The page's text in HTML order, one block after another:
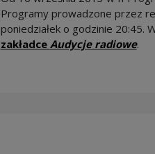
Programy prowadzone przez
poniedziałek o godzinie 20:45.
zakładce Audycje radiowe.